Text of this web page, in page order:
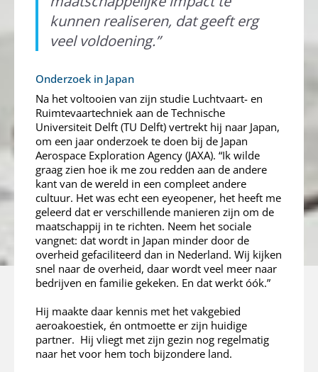
kunnen realiseren, dat geeft erg
veel voldoening.”
Onderzoek in Japan
Na het voltooien van zijn studie Luchtvaart- en
Ruimtevaartechniek aan de Technische
Universiteit Delft (TU Delft) vertrekt hij naar Japan,
om een jaar onderzoek te doen bij de Japan
Aerospace Exploration Agency (JAXA). “Ik wilde
graag zien hoe ik me zou redden aan de andere
kant van de wereld in een compleet andere
cultuur. Het was echt een eyeopener, het heeft me
geleerd dat er verschillende manieren zijn om de
maatschappij in te richten. Neem het sociale
vangnet: dat wordt in Japan minder door de
overheid gefaciliteerd dan in Nederland. Wij kijken
snel naar de overheid, daar wordt veel meer naar
bedrijven en familie gekeken. En dat werkt óók.”
Hij maakte daar kennis met het vakgebied
aeroakoestiek, én ontmoette er zijn huidige
partner. Hij vliegt met zijn gezin nog regelmatig
naar het voor hem toch bijzondere land.